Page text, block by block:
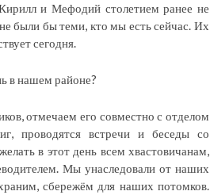
и Мефодий столетием ранее не
были бы теми, кто мы есть сейчас. Их
сегодня.
в нашем районе?
отмечаем его совместно с отделом
проводятся встречи и беседы со
в этот день всем хвастовичанам,
Мы унаследовали от наших
сбережём для наших потомков.